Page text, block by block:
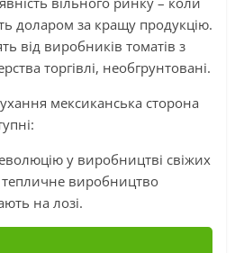
доларом за кращу продукцію.
від виробників томатів з
торгівлі, необгрунтовані.
мексиканська сторона
у виробництві свіжих
виробництво
на лозі.